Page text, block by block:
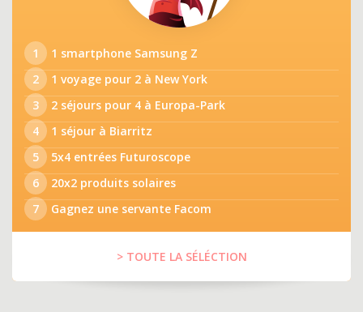
1
1 smartphone Samsung Z
2
1 voyage pour 2 à New York
3
2 séjours pour 4 à Europa-Park
4
1 séjour à Biarritz
5
5x4 entrées Futuroscope
6
20x2 produits solaires
7
Gagnez une servante Facom
> TOUTE LA SÉLÉCTION